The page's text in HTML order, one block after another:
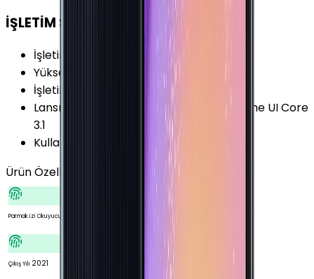
İŞLETİM SİSTEMİ
İşletim Sistemi
Yükseltilebilir Versiyon
:Android 13 (T)
İşletim Sistemi Versiyonu
: Android 11 (R)
Lansman Arayüz Versiyonu
Samsung One UI Core
3.1
Kullanıcı Arayüzü
Samsung One UI Core
Ürün Özellikleri
Parmak izi Okuyucu
Çıkış Yılı 2021